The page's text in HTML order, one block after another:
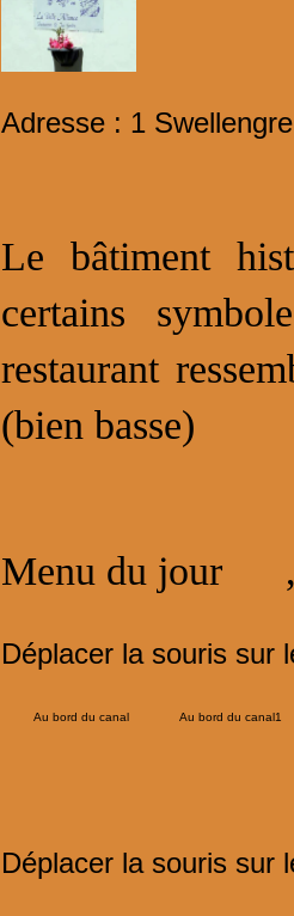
Adresse : 1
Le bâtiment
certains
restaurant
(bien basse)
Menu du jour
Déplacer la souris sur
Au bord du canal Au bord du canal1
Déplacer la souris sur